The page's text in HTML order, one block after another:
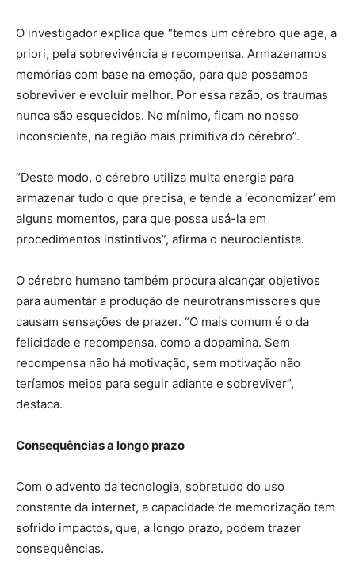
O investigador explica que “temos um cérebro que age, a
priori, pela sobrevivência e recompensa. Armazenamos
memórias com base na emoção, para que possamos
sobreviver e evoluir melhor. Por essa razão, os traumas
nunca são esquecidos. No mínimo, ficam no nosso
inconsciente, na região mais primitiva do cérebro”.
“Deste modo, o cérebro utiliza muita energia para
armazenar tudo o que precisa, e tende a ‘economizar’ em
alguns momentos, para que possa usá-la em
procedimentos instintivos”, afirma o neurocientista.
O cérebro humano também procura alcançar objetivos
para aumentar a produção de neurotransmissores que
causam sensações de prazer. “O mais comum é o da
felicidade e recompensa, como a dopamina. Sem
recompensa não há motivação, sem motivação não
teríamos meios para seguir adiante e sobreviver”,
destaca.
Consequências a longo prazo
Com o advento da tecnologia, sobretudo do uso
constante da internet, a capacidade de memorização tem
sofrido impactos, que, a longo prazo, podem trazer
consequências.